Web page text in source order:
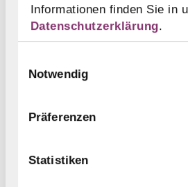
Informationen finden Sie in
Datenschutzerklärung.
Notwendig
Präferenzen
Statistiken
Bankverbindung:
Sparkasse Freiburg-
Breisgau
IBAN DE33 6805
93